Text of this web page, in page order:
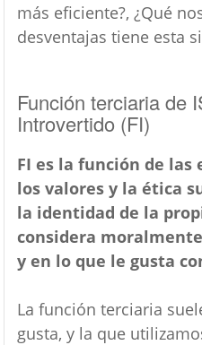
más eficiente?, ¿Qué
desventajas tiene esta
Función terciaria de
Introvertido (FI)
FI es la función de
los valores y la ética
la identidad de la
considera
y en lo que le gusta
La función terciaria
gusta, y la que